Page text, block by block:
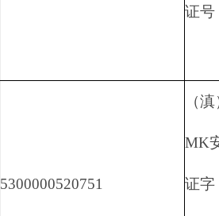
证号
5300000520751
（
MK
证字